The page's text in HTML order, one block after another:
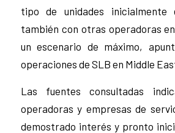
tipo de unidades inicialmente
también con otras operadoras
un escenario de máximo,
operaciones de SLB en Middle
Las fuentes consultadas
operadoras y empresas de
demostrado interés y pronto